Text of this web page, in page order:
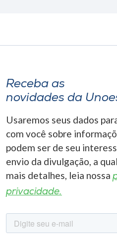
Receba as
novidades da
Usaremos seus dados
com você sobre
podem ser de seu
envio da divulgação, a
mais detalhes, leia nossa
privacidade.